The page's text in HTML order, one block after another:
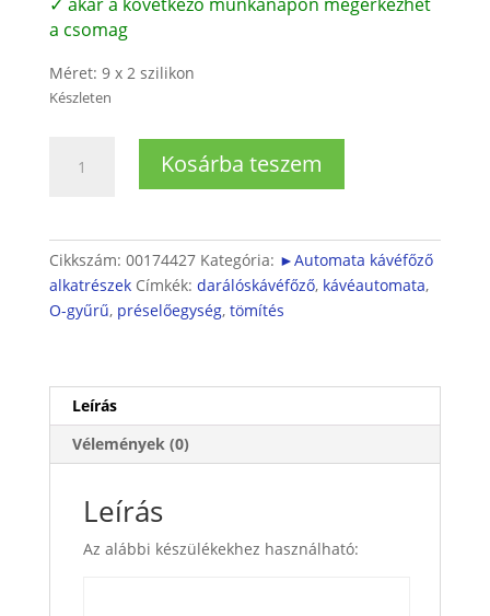
a csomag
Méret: 9 x 2 szilikon
Készleten
csatlakozó
nagy
(5db)
mennyiség
Kosárba teszem
Cikkszám: 00174427 Kategória: ►Automata kávéfőző
alkatrészek Címkék: darálóskávéfőző, kávéautomata,
O-gyűrű, préselőegység, tömítés
Leírás
Vélemények (0)
Leírás
Az alábbi készülékekhez használható: